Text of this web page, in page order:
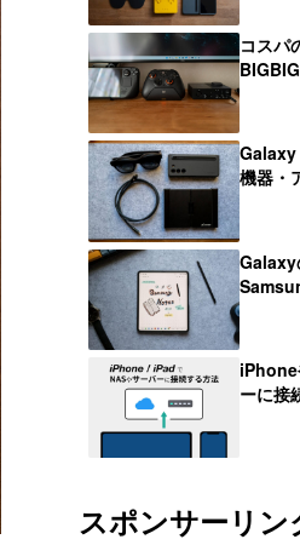
コスパ
Galaxy
機器・
Galaxy
iPhone
ーに接
スポンサーリン